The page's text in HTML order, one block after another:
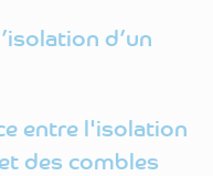
d’un
entre l'isolation
des combles